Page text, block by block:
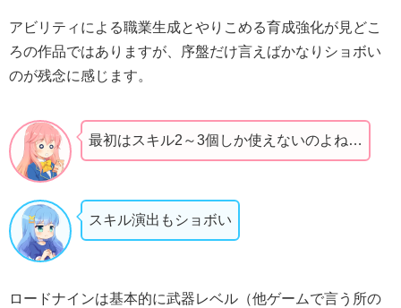
アビリティによる職業生成とやりこめる育成強化が見どこ
ろの作品ではありますが、序盤だけ言えばかなりショボい
のが残念に感じます。
最初はスキル2～3個しか使えないのよね…
スキル演出もショボい
ロードナインは基本的に武器レベル（他ゲームで言う所の